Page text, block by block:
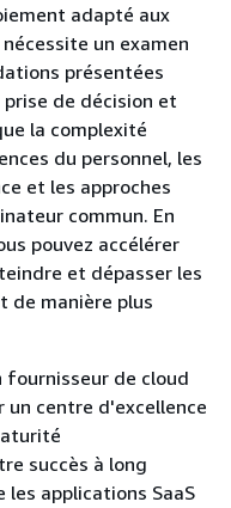
adapté aux
un examen
présentées
de décision et
la complexité
du personnel, les
et les approches
commun. En
pouvez accélérer
et dépasser les
de manière plus
fournisseur de cloud
centre d'excellence
succès à long
applications SaaS